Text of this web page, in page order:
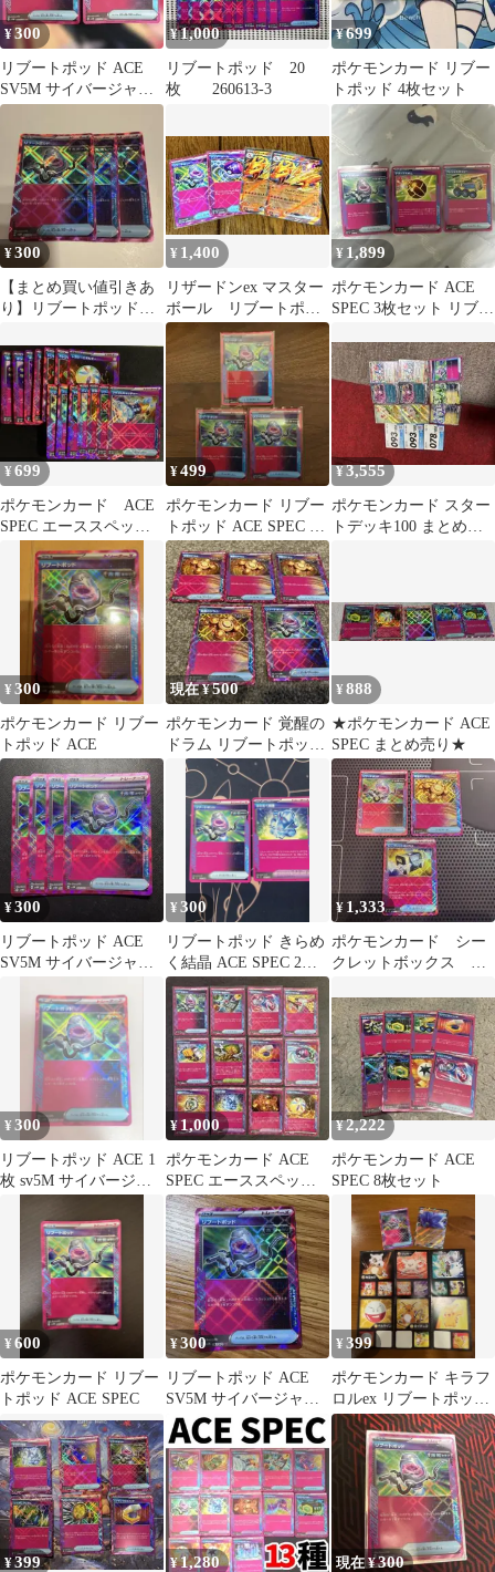
¥300
リブートポッド ACE
SV5M サイバージャッ
ジ 063/071 2枚セット
¥1,000
リブートポッド 20
枚 260613-3
¥699
ポケモンカード リブー
トポッド 4枚セット
¥300
【まとめ買い値引きあ
り】リブートポッド
¥ 1,400
リザードンex マスター
ボール リブートポッ
ド
¥ 1,899
ポケモンカード ACE
SPEC 3枚セット リブー
¥699
ポケモンカード ACE
SPEC エーススペッ
ク まとめ売り 14枚
¥499
ポケモンカード リブー
トポッド ACE SPEC 3
枚セット
¥3,555
ポケモンカード スター
トデッキ100 まとめ売
¥300
ポケモンカード リブー
トポッド ACE
現在 ¥500
ポケモンカード 覚醒の
ドラム リブートポッド
計5枚セット
¥888
★ポケモンカード ACE
SPEC まとめ売り★
¥300
リブートポッド ACE
SV5M サイバージャッ
¥300
リブートポッド きらめ
く結晶 ACE SPEC 2枚
セット ノーマル仕様
¥ 1,333
ポケモンカード シー
クレットボックス 覚
ポッド Ace
¥300
リブートポッド ACE 1
枚 sv5M サイバージャ
¥1,000
ポケモンカード ACE
SPEC エーススペック
12種12枚まとめ売り
¥2,222
ポケモンカード ACE
SPEC 8枚セット
¥600
ポケモンカード リブー
トポッド ACE SPEC
¥300
リブートポッド ACE
SV5M サイバージャッ
ジ 063/071 ポケカ
¥399
ポケモンカード キラフ
ロルex リブートポッド
2枚セット
¥399 ¥1,280 現在 ¥300